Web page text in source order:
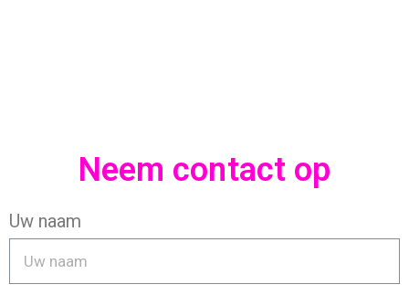
Neem contact op
Uw naam